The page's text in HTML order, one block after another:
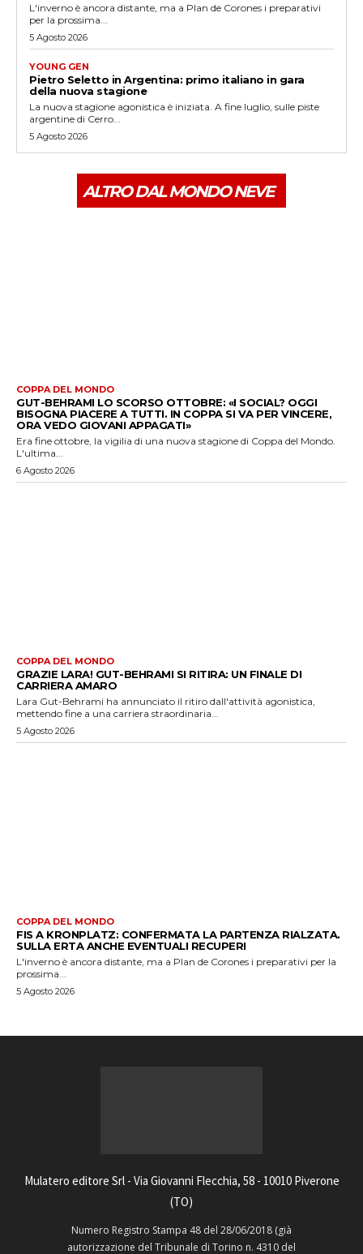
L'inverno è ancora distante, ma a Plan de Corones i preparativi
per la prossima...
5 Agosto 2026
YOUNG GEN
Pietro Seletto in Argentina: primo italiano in gara
della nuova stagione
La nuova stagione agonistica è iniziata. A fine luglio, sulle piste
argentine di Cerro...
5 Agosto 2026
ALTRO DAL MONDO NEVE
COPPA DEL MONDO
GUT-BEHRAMI LO SCORSO OTTOBRE: «I SOCIAL? OGGI
BISOGNA PIACERE A TUTTI. IN COPPA SI VA PER VINCERE,
ORA VEDO GIOVANI APPAGATI»
Era fine ottobre, la vigilia di una nuova stagione di Coppa del Mondo.
L'ultima...
6 Agosto 2026
COPPA DEL MONDO
GRAZIE LARA! GUT-BEHRAMI SI RITIRA: UN FINALE DI
CARRIERA AMARO
Lara Gut-Behrami ha annunciato il ritiro dall'attività agonistica,
mettendo fine a una carriera straordinaria...
5 Agosto 2026
COPPA DEL MONDO
FIS A KRONPLATZ: CONFERMATA LA PARTENZA RIALZATA.
SULLA ERTA ANCHE EVENTUALI RECUPERI
L'inverno è ancora distante, ma a Plan de Corones i preparativi per la
prossima...
5 Agosto 2026
Mulatero editore Srl - Via Giovanni Flecchia, 58 - 10010 Piverone
(TO)
Numero Registro Stampa 48 del 28/06/2018 (già
autorizzazione del Tribunale di Torino n. 4310 del